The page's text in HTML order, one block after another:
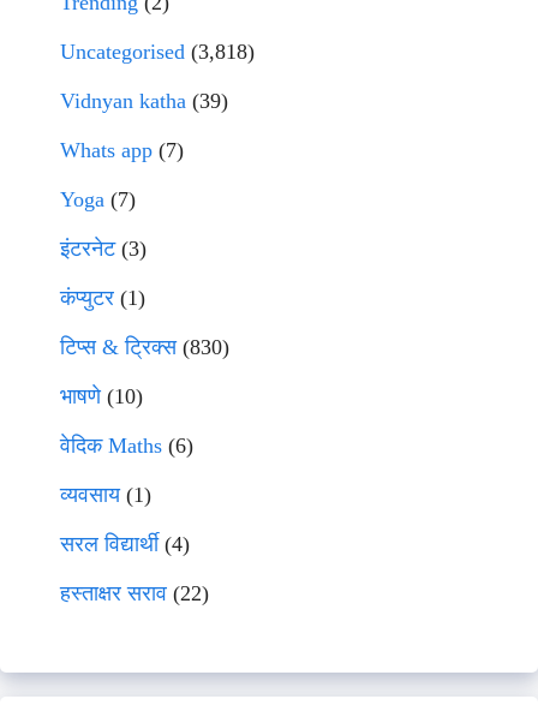
Uncategorised (3,818)
Vidnyan katha (39)
Whats app (7)
Yoga (7)
इंटरनेट(3)
कंप्युटर (1)
टिप्स & ट्रिक्स(830)
भाषणे(10)
वेदिक Maths (6)
व्यवसाय(1)
सरल विद्यार्थी(4)
हस्ताक्षर सराव (22)